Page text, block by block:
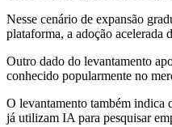
Nesse cenário de expansão
plataforma, a adoção acelerada
Outro dado do levantamento
conhecido popularmente no
O levantamento também indica
já utilizam IA para pesquisar